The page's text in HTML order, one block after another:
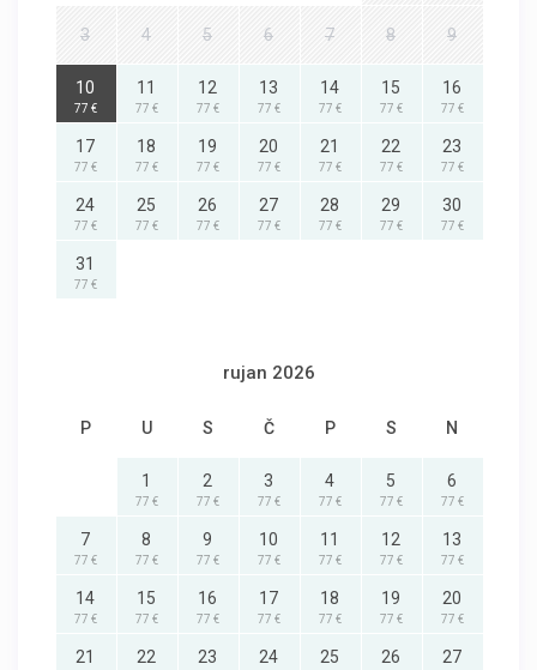
3 4 5 6 7 8 9
10
77 €
11
77 €
12
77 €
13
77 €
14
77 €
15
77 €
16
77 €
17
77 €
18
77 €
19
77 €
20
77 €
21
77 €
22
77 €
23
77 €
24
77 €
25
77 €
26
77 €
27
77 €
28
77 €
29
77 €
30
77 €
31
77 €
rujan 2026
P U S Č P S N
1
77 €
2
77 €
3
77 €
4
77 €
5
77 €
6
77 €
7
77 €
8
77 €
9
77 €
10
77 €
11
77 €
12
77 €
13
77 €
14
77 €
15
77 €
16
77 €
17
77 €
18
77 €
19
77 €
20
77 €
21 22 23 24 25 26 27